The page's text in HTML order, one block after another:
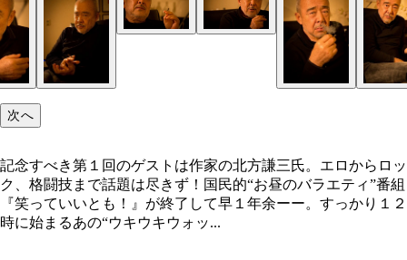
次へ
記念すべき第１回のゲストは作家の北方謙三氏。エロからロッ
ク、格闘技まで話題は尽きず！国民的“お昼のバラエティ”番組
『笑っていいとも！』が終了して早１年余ーー。すっかり１２
時に始まるあの“ウキウキウォッ...